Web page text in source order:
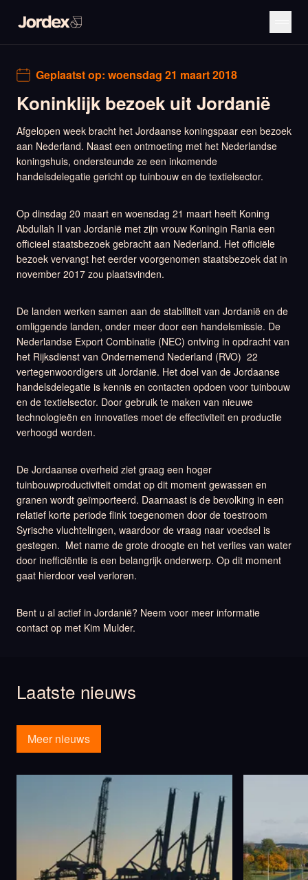
Geplaatst op: woensdag 21 maart 2018
Koninklijk bezoek uit Jordanië
Afgelopen week bracht het Jordaanse koningspaar een bezoek
aan Nederland. Naast een ontmoeting met het Nederlandse
koningshuis, ondersteunde ze een inkomende
handelsdelegatie gericht op tuinbouw en de textielsector.
Op dinsdag 20 maart en woensdag 21 maart heeft Koning
Abdullah II van Jordanië met zijn vrouw Koningin Rania een
officieel staatsbezoek gebracht aan Nederland. Het officiële
bezoek vervangt het eerder voorgenomen staatsbezoek dat in
november 2017 zou plaatsvinden.
De landen werken samen aan de stabiliteit van Jordanië en de
omliggende landen, onder meer door een handelsmissie. De
Nederlandse Export Combinatie (NEC) ontving in opdracht van
het Rijksdienst van Ondernemend Nederland (RVO) 22
vertegenwoordigers uit Jordanië. Het doel van de Jordaanse
handelsdelegatie is kennis en contacten opdoen voor tuinbouw
en de textielsector. Door gebruik te maken van nieuwe
technologieën en innovaties moet de effectiviteit en productie
verhoogd worden.
De Jordaanse overheid ziet graag een hoger
tuinbouwproductiviteit omdat op dit moment gewassen en
granen wordt geïmporteerd. Daarnaast is de bevolking in een
relatief korte periode flink toegenomen door de toestroom
Syrische vluchtelingen, waardoor de vraag naar voedsel is
gestegen. Met name de grote droogte en het verlies van water
door inefficiëntie is een belangrijk onderwerp. Op dit moment
gaat hierdoor veel verloren.
Bent u al actief in Jordanië? Neem voor meer informatie
contact op met Kim Mulder.
Laatste nieuws
Meer nieuws